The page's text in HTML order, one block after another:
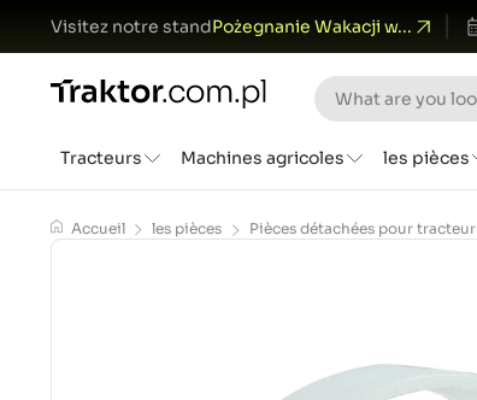
Visitez notre standPożegnanie Wakacji w...
Tracteurs Machines agricoles les pièces
Accueil les pièces Pièces détachées pour tracteur